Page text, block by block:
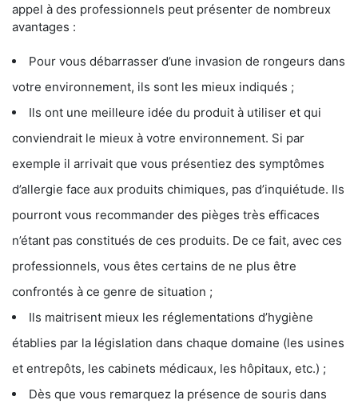
appel à des professionnels peut présenter de nombreux
avantages :
Pour vous débarrasser d’une invasion de rongeurs dans
votre environnement, ils sont les mieux indiqués ;
Ils ont une meilleure idée du produit à utiliser et qui
conviendrait le mieux à votre environnement. Si par
exemple il arrivait que vous présentiez des symptômes
d’allergie face aux produits chimiques, pas d’inquiétude. Ils
pourront vous recommander des pièges très efficaces
n’étant pas constitués de ces produits. De ce fait, avec ces
professionnels, vous êtes certains de ne plus être
confrontés à ce genre de situation ;
Ils maitrisent mieux les réglementations d’hygiène
établies par la législation dans chaque domaine (les usines
et entrepôts, les cabinets médicaux, les hôpitaux, etc.) ;
Dès que vous remarquez la présence de souris dans